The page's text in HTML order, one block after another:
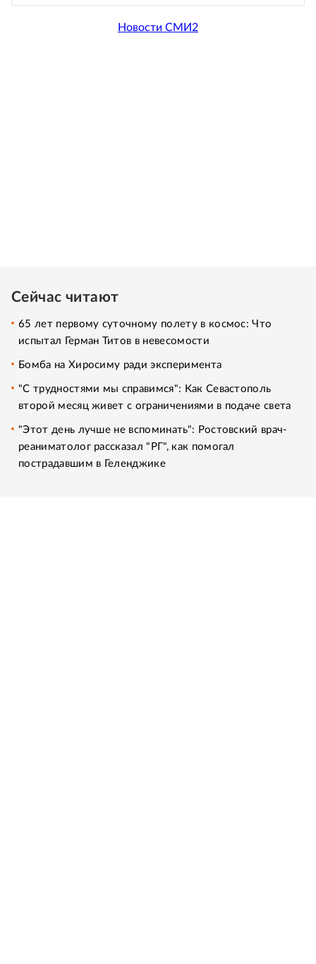
Новости СМИ2
Сейчас читают
65 лет первому суточному полету в космос: Что
испытал Герман Титов в невесомости
Бомба на Хиросиму ради эксперимента
"С трудностями мы справимся": Как Севастополь
второй месяц живет с ограничениями в подаче света
"Этот день лучше не вспоминать": Ростовский врач-
реаниматолог рассказал "РГ", как помогал
пострадавшим в Геленджике